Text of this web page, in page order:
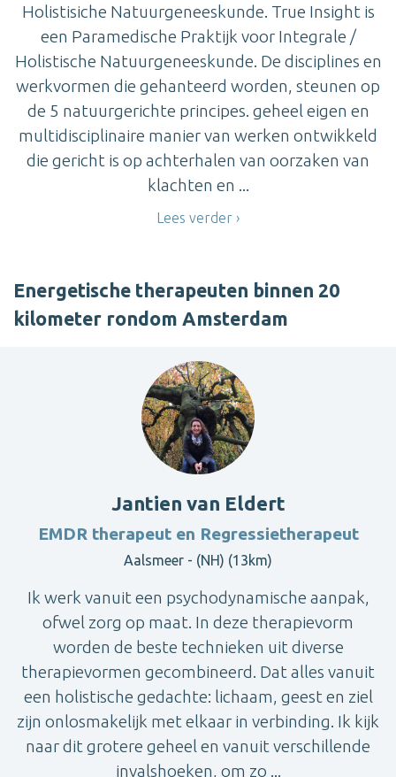
Holistisiche Natuurgeneeskunde. True Insight is
een Paramedische Praktijk voor Integrale /
Holistische Natuurgeneeskunde. De disciplines en
werkvormen die gehanteerd worden, steunen op
de 5 natuurgerichte principes. geheel eigen en
multidisciplinaire manier van werken ontwikkeld
die gericht is op achterhalen van oorzaken van
klachten en ...
Lees verder
Energetische therapeuten binnen 20
kilometer rondom Amsterdam
Jantien van Eldert
EMDR therapeut en Regressietherapeut
Aalsmeer - (NH) (13km)
Ik werk vanuit een psychodynamische aanpak,
ofwel zorg op maat. In deze therapievorm
worden de beste technieken uit diverse
therapievormen gecombineerd. Dat alles vanuit
een holistische gedachte: lichaam, geest en ziel
zijn onlosmakelijk met elkaar in verbinding. Ik kijk
naar dit grotere geheel en vanuit verschillende
invalshoeken, om zo ...